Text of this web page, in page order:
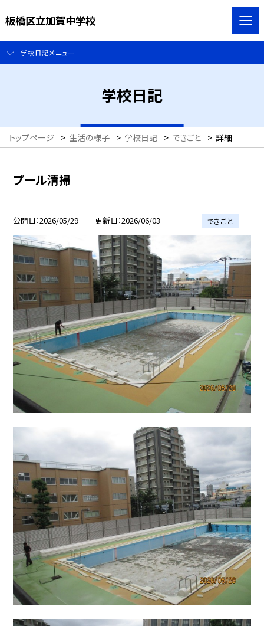
板橋区立加賀中学校
学校日記メニュー
学校日記
トップページ > 生活の様子 > 学校日記 > できごと > 詳細
プール清掃
公開日 2026/05/29 更新日 2026/06/03 できごと